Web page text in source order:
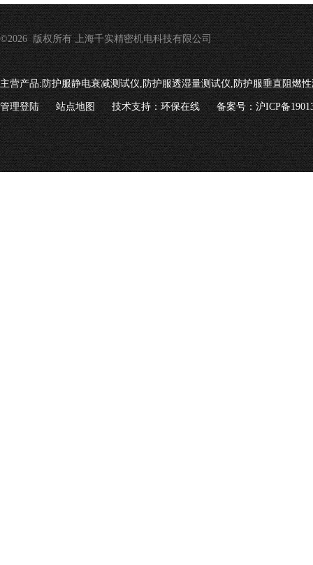
©2026 版权所有 上海千实精密机电科技有限公司
主营产品:防护服静电衰减测试仪,防护服透湿量测试仪,防护服垂直阻燃
管理登陆 站点地图 技术支持：环保在线 备案号：沪ICP备